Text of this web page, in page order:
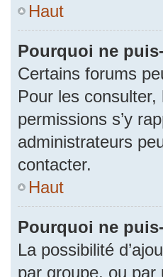
Haut
Pourquoi ne
Certains forums
Pour les
permissions s’y
administrateurs
contacter.
Haut
Pourquoi ne
La possibilité
par groupe, ou par